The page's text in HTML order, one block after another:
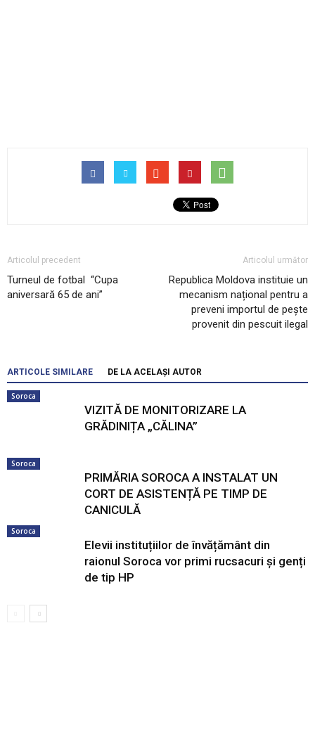
Articolul precedent
Turneul de fotbal “Cupa
aniversară 65 de ani”
Articolul următor
Republica Moldova instituie un
mecanism național pentru a
preveni importul de pește
provenit din pescuit ilegal
ARTICOLE SIMILARE DE LA ACELAȘI AUTOR
Soroca
VIZITĂ DE MONITORIZARE LA
GRĂDINIȚA „CĂLINA”
Soroca
PRIMĂRIA SOROCA A INSTALAT UN
CORT DE ASISTENȚĂ PE TIMP DE
CANICULĂ
Soroca
Elevii instituțiilor de învățământ din
raionul Soroca vor primi rucsacuri și genți
de tip HP